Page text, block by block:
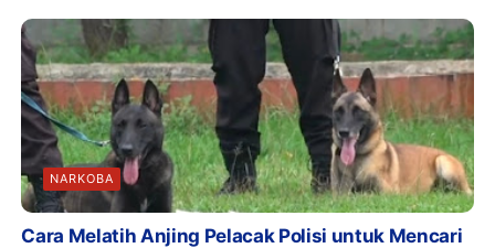
NARKOBA
Cara Melatih Anjing Pelacak Polisi untuk Mencari